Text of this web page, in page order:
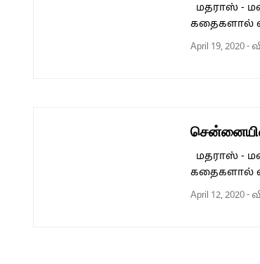
மதராஸ் -
கதைகளால்
April 19, 2020-
மதராஸ் -
கதைகளால்
April 12, 2020-